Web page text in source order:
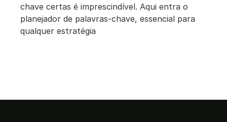
chave certas é imprescindível. Aqui entra o
planejador de palavras-chave, essencial para
qualquer estratégia